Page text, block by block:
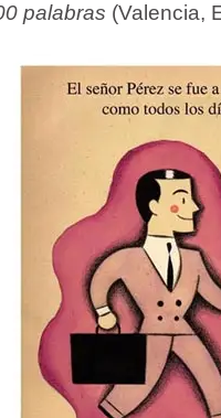
palabras (Valencia,